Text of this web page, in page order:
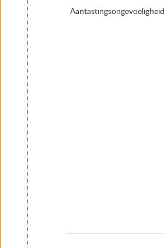
Aantastingsongevoeligheid